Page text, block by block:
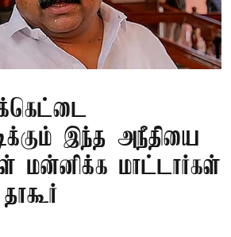
இந்த அநீதியை
மன்னிக்க மாட்டார்கள்